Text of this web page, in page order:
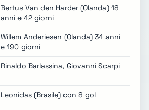
Bertus Van den Harder (Olanda) 18
anni e 42 giorni
Willem Anderiesen (Olanda) 34 anni
e 190 giorni
Rinaldo Barlassina, Giovanni Scarpi
Leonidas (Brasile) con 8 gol